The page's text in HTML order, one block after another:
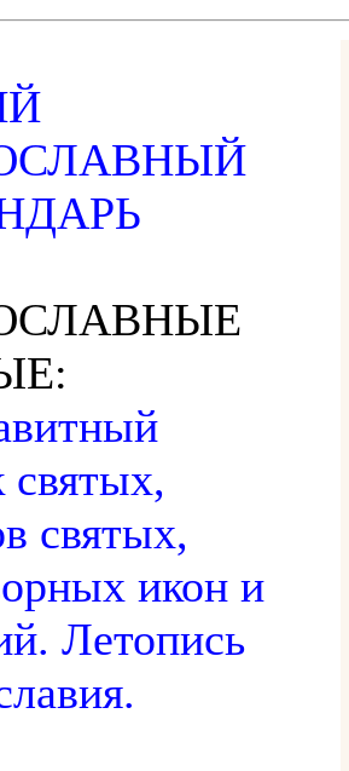
святых,
святых,
икон и
Летопись